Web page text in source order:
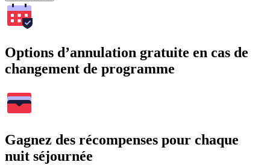
Options d’annulation gratuite en cas de
changement de programme
Gagnez des récompenses pour chaque
nuit séjournée